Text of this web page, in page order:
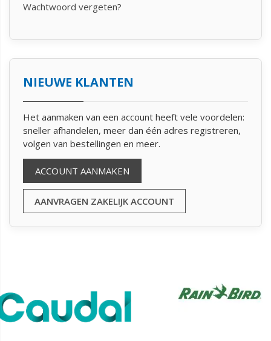
Wachtwoord vergeten?
NIEUWE KLANTEN
Het aanmaken van een account heeft vele voordelen:
sneller afhandelen, meer dan één adres registreren,
volgen van bestellingen en meer.
ACCOUNT AANMAKEN
AANVRAGEN ZAKELIJK ACCOUNT